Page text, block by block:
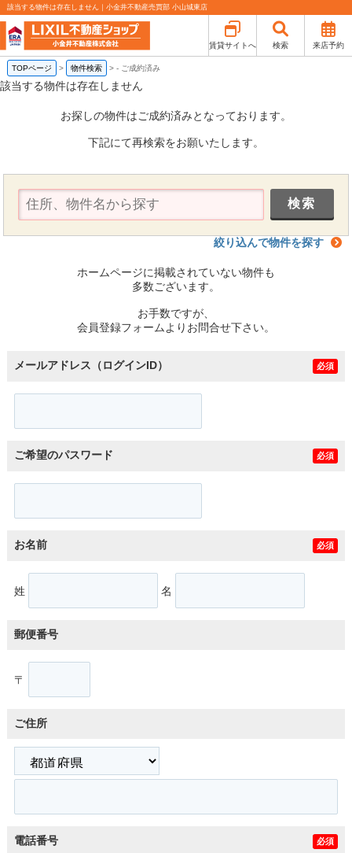
該当する物件は存在しません｜小金井不動産売買部 小山城東店
賃貸サイトへ 検索 来店予約
TOPページ > 物件検索 >- ご成約済み
該当する物件は存在しません
お探しの物件はご成約済みとなっております。
下記にて再検索をお願いたします。
絞り込んで物件を探す
ホームページに掲載されていない物件も
多数ございます。
お手数ですが、
会員登録フォームよりお問合せ下さい。
メールアドレス（ログインID） 必須
ご希望のパスワード 必須
お名前 必須
姓 名
郵便番号
〒
ご住所
電話番号 必須